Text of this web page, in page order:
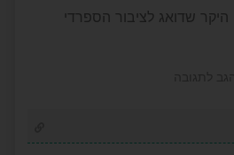
שדואג לציבור הספרדי